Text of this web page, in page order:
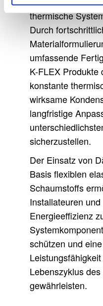
thermische
Durch
umfassende
K-FLEX Produkte
konstante
wirksame
langfristige
sicherzustellen.
Der Einsatz von
Basis flexiblen
Schaumstoffs
Installateuren
Energieeffizienz
schützen und
Lebenszyklus
gewährleisten.